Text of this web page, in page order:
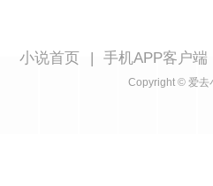
小说首页 手机APP客户端
Copyright © 爱去